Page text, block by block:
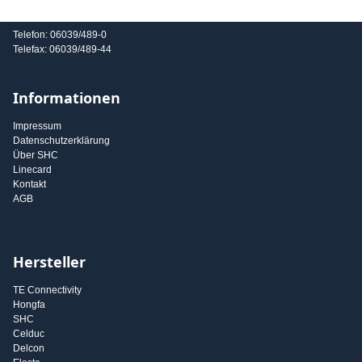
Telefon: 06039/489-0
Telefax: 06039/489-44
Informationen
Impressum
Datenschutzerklärung
Über SHC
Linecard
Kontakt
AGB
Hersteller
TE Connectivity
Hongfa
SHC
Celduc
Delcon